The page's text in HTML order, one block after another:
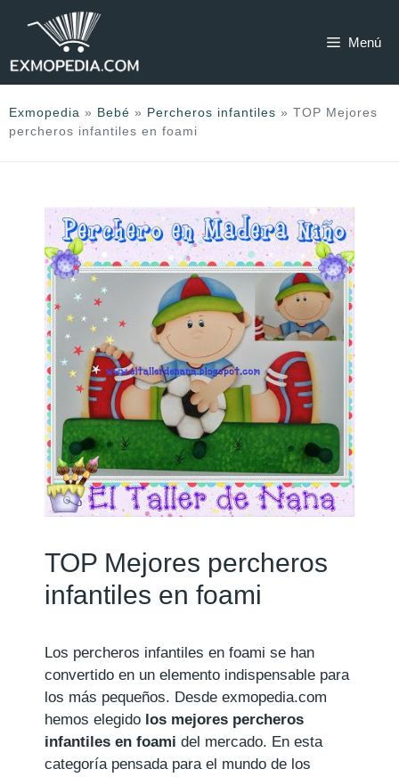
Menú
Exmopedia » Bebé » Percheros infantiles » TOP Mejores
percheros infantiles en foami
TOP Mejores percheros
infantiles en foami
Los percheros infantiles en foami se han
convertido en un elemento indispensable para
los más pequeños. Desde exmopedia.com
hemos elegido los mejores percheros
infantiles en foami del mercado. En esta
categoría pensada para el mundo de los